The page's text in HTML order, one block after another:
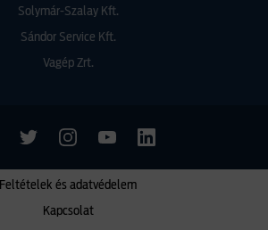
Solymár-Szalay Kft.
Sándor Service Kft.
Vagép Zrt.
Kapcsolat
Feltételek és adatvédelem